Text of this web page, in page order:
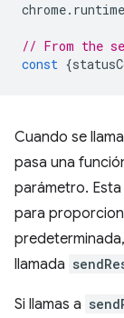
chrome. runtime
// From the
const {
Cuando se
pasa una
parámetro.
para
llamada
Si llamas a